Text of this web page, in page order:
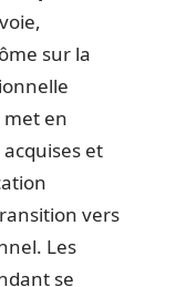
sur la
en
et
vers
Les
se